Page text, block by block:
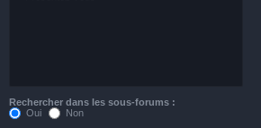
Rechercher dans les sous-forums :
Oui
Non